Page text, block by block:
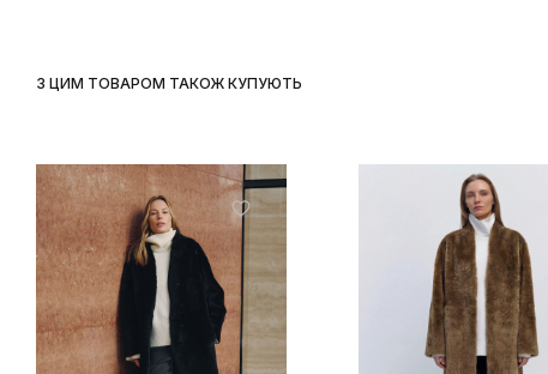
З ЦИМ ТОВАРОМ ТАКОЖ КУПУЮТЬ